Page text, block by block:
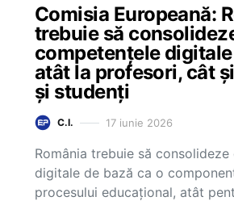
Comisia Europeană:
trebuie să
competențele
atât la profesori, cât
și studenți
C.I. 17 iunie 2026
România trebuie să
digitale de bază ca o
procesului educațional, atât